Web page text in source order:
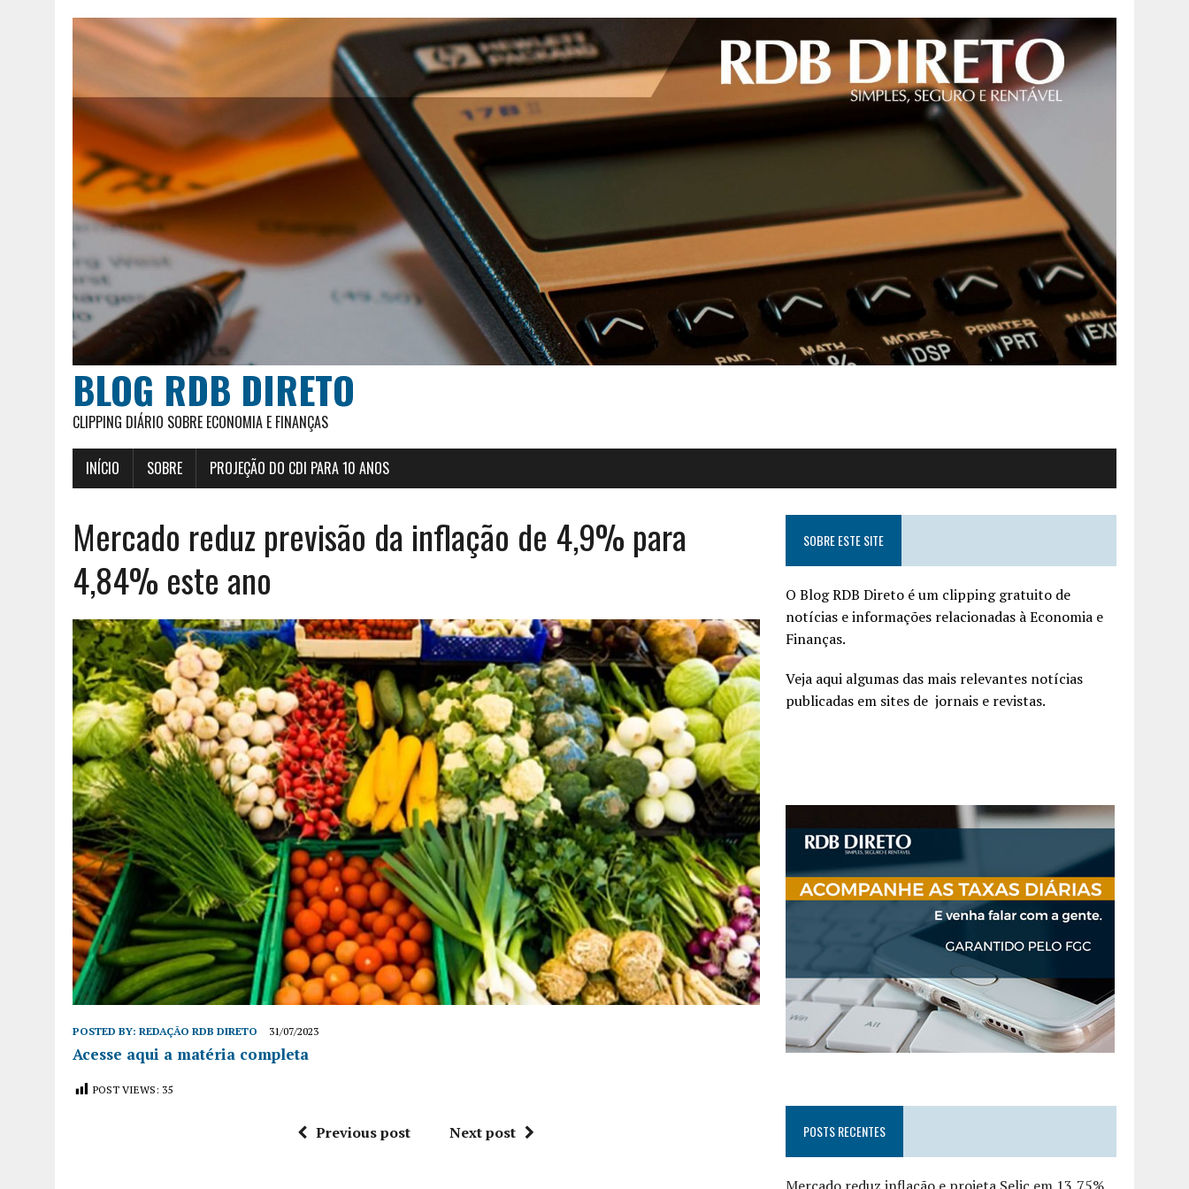
BLOG RDB DIRETO
CLIPPING DIÁRIO SOBRE ECONOMIA E FINANÇAS
INÍCIO SOBRE PROJEÇÃO DO CDI PARA 10 ANOS
Mercado reduz previsão da inflação de 4,9% para
4,84% este ano
POSTED BY: REDAÇÃO RDB DIRETO 31/07/2023
Acesse aqui a matéria completa
POST VIEWS: 35
Previous post Next post
SOBRE ESTE SITE
O Blog RDB Direto é um clipping gratuito de
notícias e informações relacionadas à Economia e
Finanças.
Veja aqui algumas das mais relevantes notícias
publicadas em sites de jornais e revistas.
POSTS RECENTES
Mercado reduz inflação e projeta Selic em 13,75%